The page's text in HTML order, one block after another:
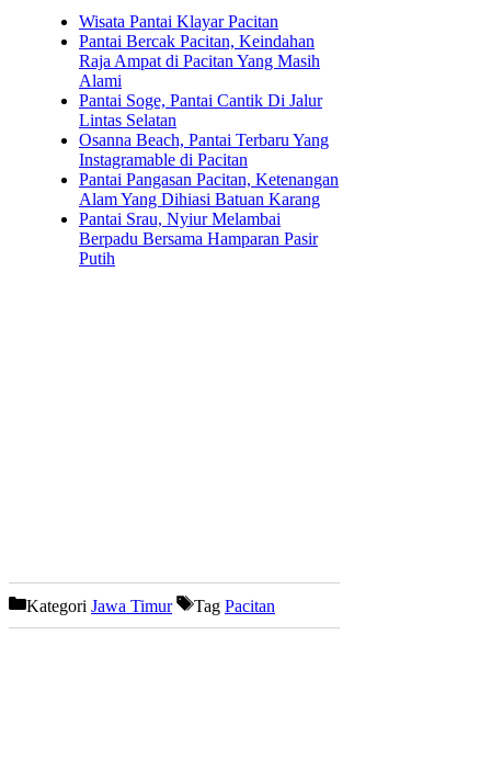
Wisata Pantai Klayar Pacitan
Pantai Bercak Pacitan, Keindahan
Raja Ampat di Pacitan Yang Masih
Alami
Pantai Soge, Pantai Cantik Di Jalur
Lintas Selatan
Osanna Beach, Pantai Terbaru Yang
Instagramable di Pacitan
Pantai Pangasan Pacitan, Ketenangan
Alam Yang Dihiasi Batuan Karang
Pantai Srau, Nyiur Melambai
Berpadu Bersama Hamparan Pasir
Putih
Kategori Jawa Timur Tag Pacitan